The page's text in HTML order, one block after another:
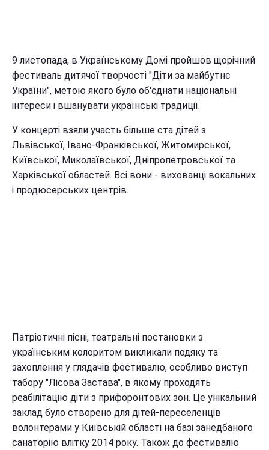
9 листопада, в Українському Домі пройшов щорічний
фестиваль дитячої творчості "Діти за майбутнє
України", метою якого було об'єднати національні
інтереси і вшанувати українські традиції.
У концерті взяли участь більше ста дітей з
Львівської, Івано-Франківської, Житомирської,
Київської, Миколаївської, Дніпропетровської та
Харківської областей. Всі вони - вихованці вокальних
і продюсерських центрів.
Патріотичні пісні, театральні постановки з
українським колоритом викликали подяку та
захоплення у глядачів фестивалю, особливо виступ
табору "Лісова Застава", в якому проходять
реабілітацію діти з прифоронтових зон. Це унікальний
заклад було створено для дітей-переселенців
волонтерами у Київській області на базі занедбаного
санаторію влітку 2014 року. Також до фестивалю